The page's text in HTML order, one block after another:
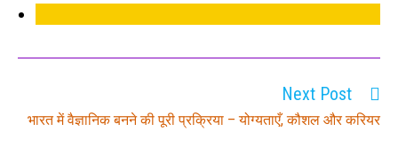
Next Post
भारत में वैज्ञानिक बनने की पूरी प्रक्रिया – योग्यताएँ, कौशल और करियर